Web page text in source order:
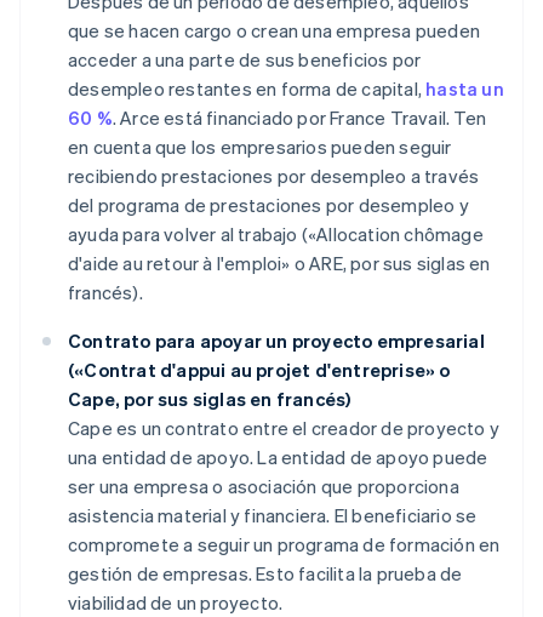
que se hacen cargo o crean una empresa pueden
acceder a una parte de sus beneficios por
desempleo restantes en forma de capital, hasta un
60 %. Arce está financiado por France Travail. Ten
en cuenta que los empresarios pueden seguir
recibiendo prestaciones por desempleo a través
del programa de prestaciones por desempleo y
ayuda para volver al trabajo («Allocation chômage
d'aide au retour à l'emploi» o ARE, por sus siglas en
francés).
Contrato para apoyar un proyecto empresarial
(«Contrat d'appui au projet d'entreprise» o
Cape, por sus siglas en francés)
Cape es un contrato entre el creador de proyecto y
una entidad de apoyo. La entidad de apoyo puede
ser una empresa o asociación que proporciona
asistencia material y financiera. El beneficiario se
compromete a seguir un programa de formación en
gestión de empresas. Esto facilita la prueba de
viabilidad de un proyecto.